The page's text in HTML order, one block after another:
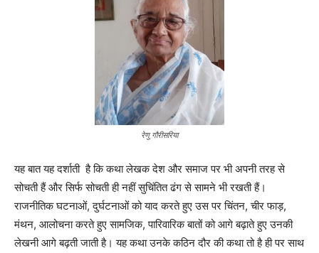
रेणु गौरीसरिया
यह बात यह दर्शाती है कि कथा लेखक देश और समाज पर भी अपनी तरह से
सोचती हैं और सिर्फ सोचती ही नहीं सुचिंतित ढंग से सामने भी रखती हैं।
राजनीतिक घटनाओं, दुर्घटनाओं को याद करते हुए उस पर चिंतन, चीर फाड़,
मंथन, आलोचना करते हुए सामजिक, पारिवारिक बातों को आगे बढ़ाते हुए उनकी
लेखनी आगे बढ़ती जाती है। यह कथा उनके कठिन दौर की कथा तो है ही पर साथ